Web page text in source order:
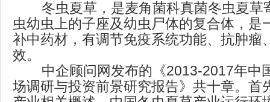
冬虫夏草，是麦角菌科真菌冬虫夏草
虫幼虫上的子座及幼虫尸体的复合体，是
补中药材，有调节免疫系统功能、抗肿瘤
效。
中企顾问网发布的《2013-2017年中
场调研与投资前景研究报告》共十章。首